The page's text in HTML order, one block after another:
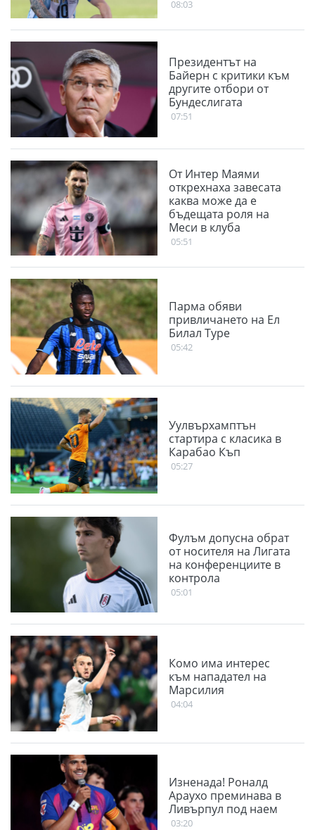
08:03
Президентът на
Байерн с критики към
другите отбори от
Бундеслигата
07:51
От Интер Маями
открехнаха завесата
каква може да е
бъдещата роля на
Меси в клуба
05:51
Парма обяви
привличането на Ел
Билал Туре
05:42
Уулвърхамптън
стартира с класика в
Карабао Къп
05:27
Фулъм допусна обрат
от носителя на Лигата
на конференциите в
контрола
05:01
Комо има интерес
към нападател на
Марсилия
04:04
Изненада! Роналд
Араухо преминава в
Ливърпул под наем
03:20